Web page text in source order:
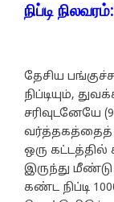
நிப்டி நிலவரம்:
தேசிய
நிப்டியும்,
சரிவுடனேயே
வர்த்தகத்தைத்
ஒரு கட்டத்தில்
இருந்து
கண்ட நிப்டி